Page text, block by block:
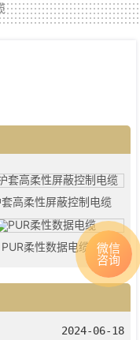
高柔性屏蔽控制电缆
PUR柔性数据电缆
2024-06-18
微信
咨询